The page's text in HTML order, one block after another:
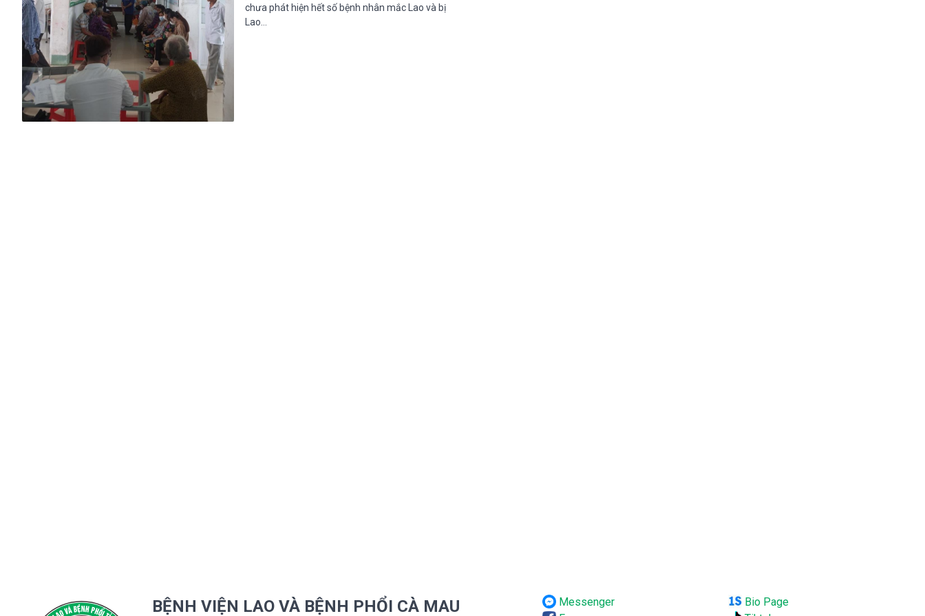
chưa phát hiện hết số bệnh nhân mắc Lao và bị
Lao…
BỆNH VIỆN LAO VÀ BỆNH PHỔI CÀ MAU
Messenger
Bio Page